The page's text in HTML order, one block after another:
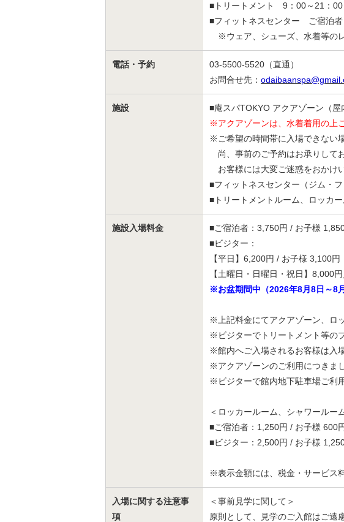
■トリートメント 9：00～21：00
■フィットネスセンター ご宿泊者
※ウェア、シューズ、水着等の
電話・予約 03-5500-5520 （直通）
お問合せ先：
施設
■庵スパTOKYO アクアゾーン（屋
※アクアゾーンは、水着着用の上
※ご希望の時間帯に入場できない
尚、事前のご予約はお承りして
お客様には大変ご迷惑をおかけ
■フィットネスセンター（ジム・フ
■トリートメントルーム、ロッカ
施設入場料金
■ご宿泊者：3,750円 / お子様
■ビジター：
【平日】6,200円 / お子様 3,100円
【土曜日・日曜日・祝日】8,000
※お盆期間中（2026年8月8日～8
※上記料金にてアクアゾーン、ロ
※ビジターでトリートメント等の
※館内へご入場されるお客様は入
※アクアゾーンのご利用につきま
※ビジターで館内地下駐車場ご利
＜ロッカールーム、シャワールー
■ご宿泊者：1,250円 / お子様 600
■ビジター：2,500円 / お子様
※表示金額には、税金・サービス
入場に関する注意事
項
＜事前見学に関して＞
原則として、見学のご入館はご遠